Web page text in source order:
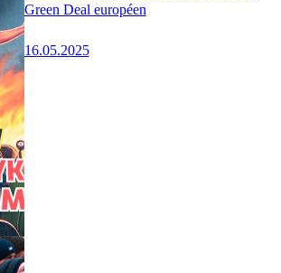
Green Deal européen
16.05.2025